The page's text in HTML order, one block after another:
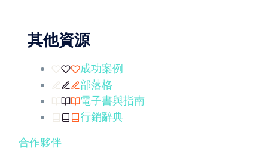
其他資源
成功案例
部落格
電子書與指南
行銷辭典
合作夥伴